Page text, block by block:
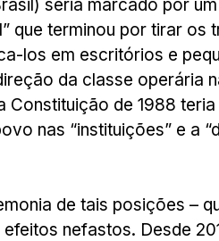
seria marcado por
que terminou por tirar os
los em escritórios e
da classe operária
Constituição de 1988
nas “instituições” e a
de tais posições –
nefastos. Desde